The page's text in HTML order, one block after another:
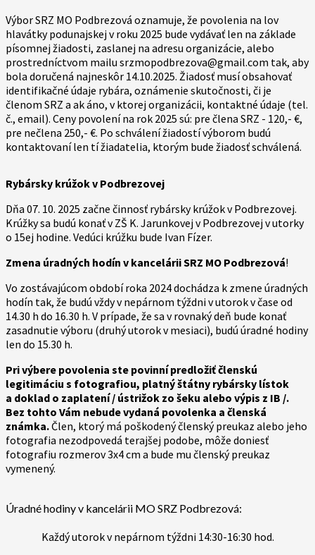
Výbor SRZ MO Podbrezová oznamuje, že povolenia na lov
hlavátky podunajskej v roku 2025 bude vydávať len na základe
písomnej žiadosti, zaslanej na adresu organizácie, alebo
prostredníctvom mailu srzmopodbrezova@gmail.com tak, aby
bola doručená najneskôr 14.10.2025. Žiadosť musí obsahovať
identifikačné údaje rybára, oznámenie skutočnosti, či je
členom SRZ a ak áno, v ktorej organizácii, kontaktné údaje (tel.
č., email). Ceny povolení na rok 2025 sú: pre člena SRZ - 120,- €,
pre nečlena 250,- €. Po schválení žiadostí výborom budú
kontaktovaní len tí žiadatelia, ktorým bude žiadosť schválená.
Rybársky krúžok v Podbrezovej
Dňa 07. 10. 2025 začne činnosť rybársky krúžok v Podbrezovej.
Krúžky sa budú konať v ZŠ K. Jarunkovej v Podbrezovej v utorky
o 15ej hodine. Vedúci krúžku bude Ivan Fízer.
Zmena úradných hodín v kancelárii SRZ MO Podbrezová!
Vo zostávajúcom období roka 2024 dochádza k zmene úradných
hodín tak, že budú vždy v nepárnom týždni v utorok v čase od
14.30 h do 16.30 h. V prípade, že sa v rovnaký deň bude konať
zasadnutie výboru (druhý utorok v mesiaci), budú úradné hodiny
len do 15.30 h.
Pri výbere povolenia ste povinní predložiť členskú
legitimáciu s fotografiou, platný štátny rybársky lístok
a doklad o zaplatení / ústrižok zo šeku alebo výpis z IB /.
Bez tohto Vám nebude vydaná povolenka a členská
známka.Člen, ktorý má poškodený členský preukaz alebo jeho
fotografia nezodpovedá terajšej podobe, môže doniesť
fotografiu rozmerov 3x4 cm a bude mu členský preukaz
vymenený.
Úradné hodiny v kancelárii MO SRZ Podbrezová:
Každý utorok v nepárnom týždni 14:30-16:30 hod.